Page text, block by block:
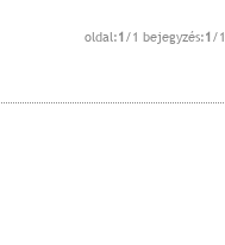
oldal:1 /1 bejegyzés:1 /1